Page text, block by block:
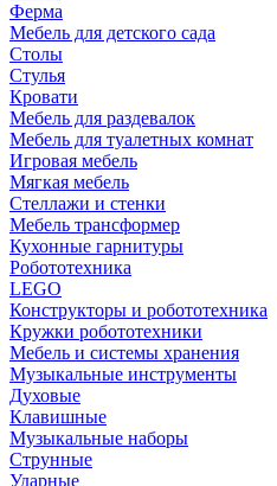
Ферма
Мебель для детского сада
Столы
Cтулья
Кровати
Мебель для раздевалок
Мебель для туалетных комнат
Игровая мебель
Мягкая мебель
Стеллажи и стенки
Мебель трансформер
Кухонные гарнитуры
Робототехника
LEGO
Конструкторы и робототехника
Кружки робототехники
Мебель и системы хранения
Музыкальные инструменты
Духовые
Клавишные
Музыкальные наборы
Струнные
Ударные